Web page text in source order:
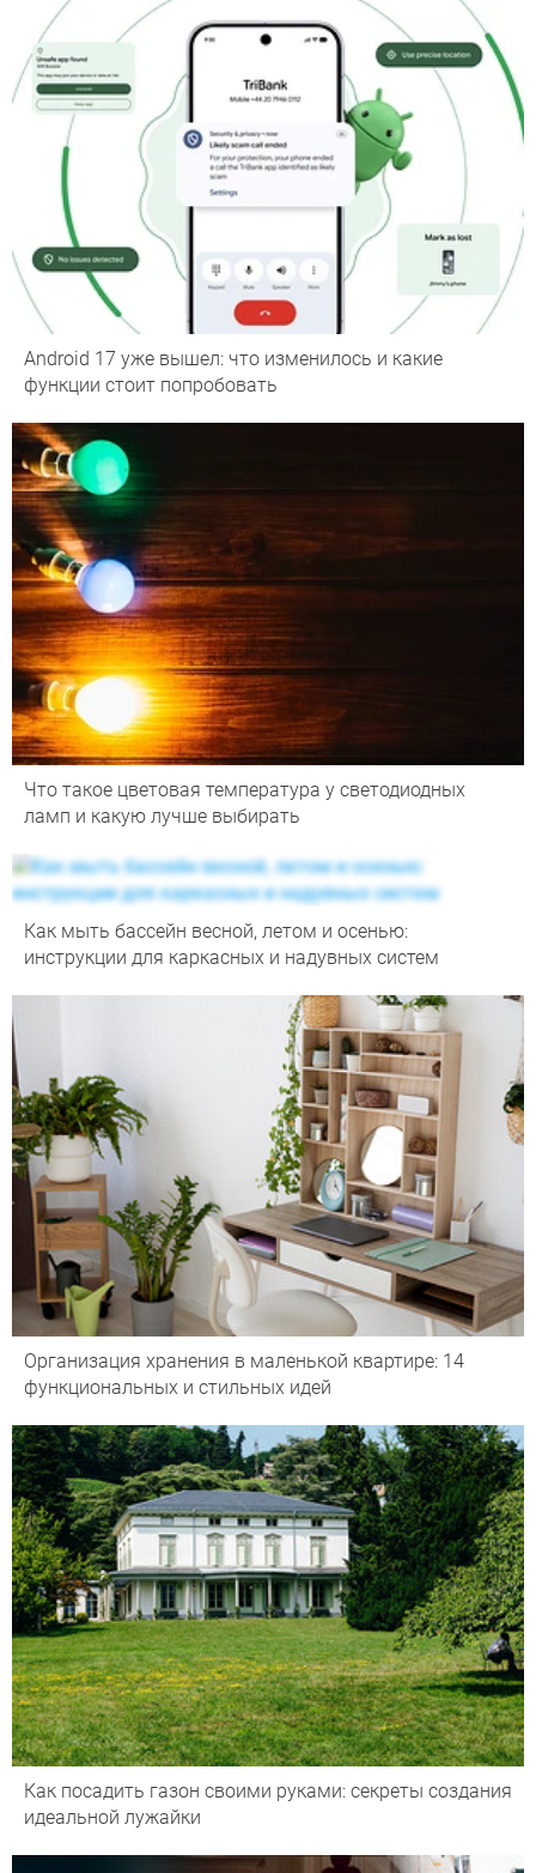
Android 17 уже вышел: что изменилось и какие
функции стоит попробовать
Что такое цветовая температура у светодиодных
ламп и какую лучше выбирать
Как мыть бассейн весной, летом и осенью:
инструкции для каркасных и надувных систем
Организация хранения в маленькой квартире: 14
функциональных и стильных идей
Как посадить газон своими руками: секреты создания
идеальной лужайки